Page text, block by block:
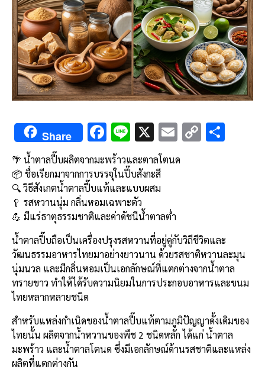
Share F
ac
e
b
o
o
k
Li
e
X E
ai
C
🌴 น้ำตาลปี๊บผลิตจากมะพร้าวและตาลโตนด
📦 ชื่อเรียกมาจากการบรรจุในปี๊บสังกะสี
🔍 วิธีสังเกตน้ำตาลปี๊บแท้และแบบผสม
🥄 รสหวานนุ่ม กลิ่นหอมเฉพาะตัว
💪 มีแร่ธาตุธรรมชาติและค่าดัชนีน้ำตาลต่ำ
น้ำตาลปี๊บถือเป็นเครื่องปรุงรสหวานที่อยู่คู่กับวิถีชีวิตและ
วัฒนธรรมอาหารไทยมาอย่างยาวนาน ด้วยรสชาติหวานละมุน
นุ่มนวล และมีกลิ่นหอมเป็นเอกลักษณ์ที่แตกต่างจากน้ำตาล
ทรายขาว ทำให้ได้รับความนิยมในการประกอบอาหารและขนม
ไทยหลากหลายชนิด
สำหรับแหล่งกำเนิดของน้ำตาลปี๊บแท้ตามภูมิปัญญาดั้งเดิมของ
ไทยนั้น ผลิตจากน้ำหวานของพืช 2 ชนิดหลัก ได้แก่ น้ำตาล
มะพร้าว และน้ำตาลโตนด ซึ่งมีเอกลักษณ์ด้านรสชาติและแหล่ง
ผลิตที่แตกต่างกัน